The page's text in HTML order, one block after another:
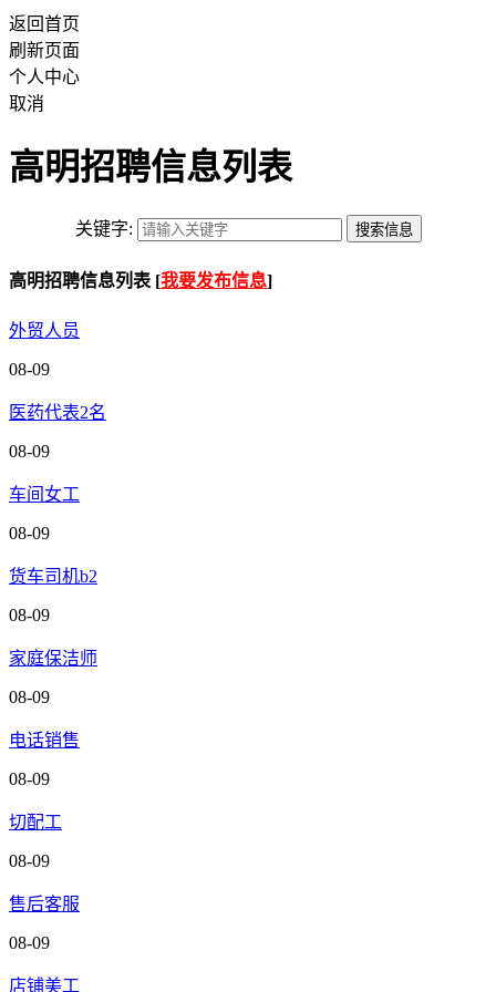
返回首页
刷新页面
个人中心
取消
高明招聘信息列表
关键字:
高明招聘信息列表 [我要发布信息]
外贸人员
08-09
医药代表2名
08-09
车间女工
08-09
货车司机b2
08-09
家庭保洁师
08-09
电话销售
08-09
切配工
08-09
售后客服
08-09
店铺美工